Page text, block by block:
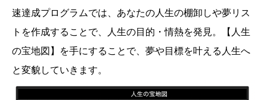
速達成プログラムでは、あなたの人生の棚卸しや夢リス
トを作成することで、人生の目的・情熱を発見。【人生
の宝地図】を手にすることで、夢や目標を叶える人生へ
と変貌していきます。